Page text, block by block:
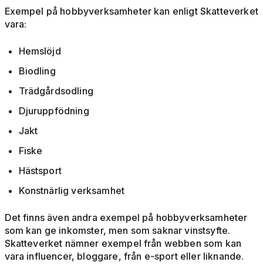
Exempel på hobbyverksamheter kan enligt Skatteverket
vara:
Hemslöjd
Biodling
Trädgårdsodling
Djuruppfödning
Jakt
Fiske
Hästsport
Konstnärlig verksamhet
Det finns även andra exempel på hobbyverksamheter
som kan ge inkomster, men som saknar vinstsyfte.
Skatteverket nämner exempel från webben som kan
vara influencer, bloggare, från e-sport eller liknande.